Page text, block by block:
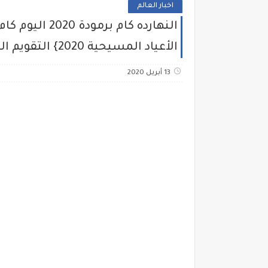
اخبار العالم
الأعياد المسيحية 2020} التقويم القبطى النهاردة الشمرلي
13 أبريل 2020